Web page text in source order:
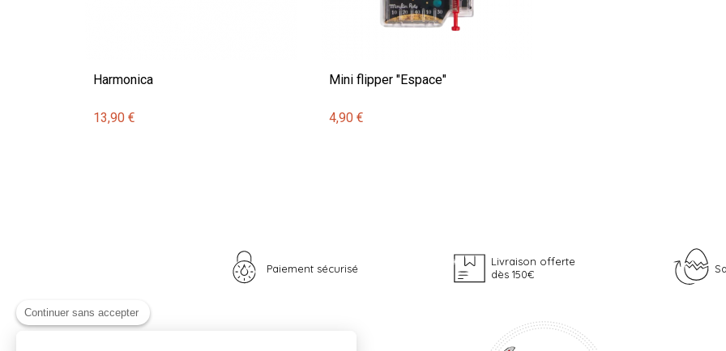
Harmonica
13,90 €
Mini flipper "Espace"
4,90 €
Paiement sécurisé
Livraison offerte
dès 150€
Continuer sans accepter